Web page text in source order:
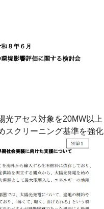
光アセス対象を20MW以上
スクリーニング基準を強化